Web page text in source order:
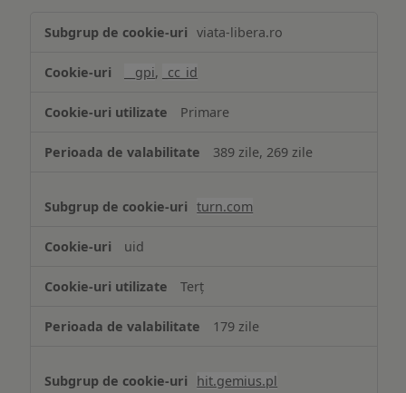
țintită
viata-libera.ro
__gpi, _cc_id
Primare
389 zile, 269 zile
turn.com
uid
Terț
179 zile
hit.gemius.pl